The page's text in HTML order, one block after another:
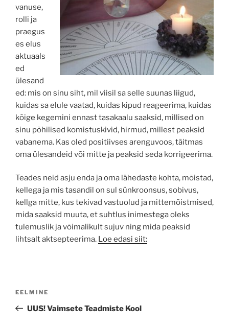
vanuse,
rolli ja
praegus
es elus
aktuaals
ed
ülesand
ed: mis on sinu siht, mil viisil sa selle suunas liigud,
kuidas sa elule vaatad, kuidas kipud reageerima, kuidas
kõige kegemini ennast tasakaalu saaksid, millised on
sinu põhilised komistuskivid, hirmud, millest peaksid
vabanema. Kas oled positiivses arenguvoos, täitmas
oma ülesandeid või mitte ja peaksid seda korrigeerima.
Teades neid asju enda ja oma lähedaste kohta, mõistad,
kellega ja mis tasandil on sul sünkroonsus, sobivus,
kellga mitte, kus tekivad vastuolud ja mittemõistmised,
mida saaksid muuta, et suhtlus inimestega oleks
tulemuslik ja võimalikult sujuv ning mida peaksid
lihtsalt aktsepteerima. Loe edasi siit:
Previous
Post
EELMINE
UUS! Vaimsete Teadmiste Kool